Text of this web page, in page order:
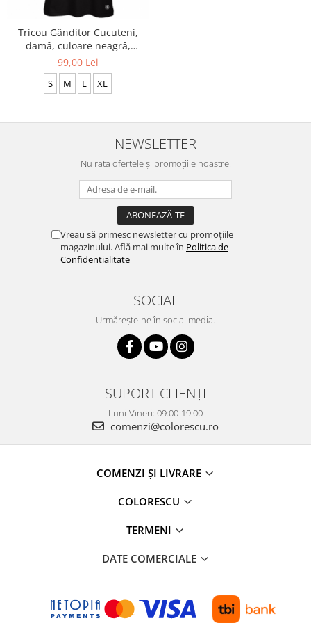
Accesorii
Colecții
România
Haine dacice
Simboluri tradiționale
Tricouri cu mesaje de bine
Colecții speciale
Tricou Gânditor Cucuteni,
damă, culoare neagră,
CDAC85
99,00 Lei
S M L XL
NEWSLETTER
Nu rata ofertele și promoțiile noastre.
Vreau să primesc newsletter cu promoțiile
magazinului. Află mai multe în Politica de
Confidentialitate
SOCIAL
Urmărește-ne în social media.
SUPORT CLIENȚI
Luni-Vineri: 09:00-19:00
comenzi@colorescu.ro
COMENZI ȘI LIVRARE
COLORESCU
TERMENI
DATE COMERCIALE